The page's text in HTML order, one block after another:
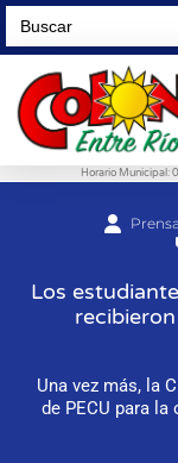
Search
for:
Horario Municipal:
Los
Una vez más, la
de PECU para